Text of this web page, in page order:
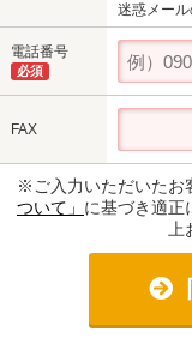
迷惑メール
電話番号
必須
FAX
※ご入力いただいたお
ついて」 に基づき適正
上